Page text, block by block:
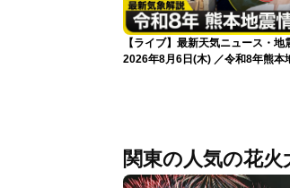
【ライブ】最新天気ニュース・地
2026年8月6日(木) ／令和8年熊本
関東の人気の花火